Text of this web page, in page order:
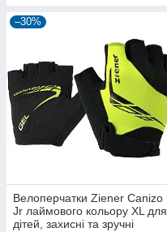
–30%
Велоперчатки Ziener Canizo
Jr лаймового кольору XL для
дітей, захисні та зручні